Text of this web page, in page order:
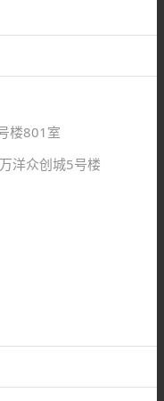
楼801室
洋众创城5号楼